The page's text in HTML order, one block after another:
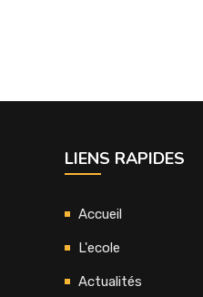
LIENS RAPIDES
Accueil
L'ecole
Actualités